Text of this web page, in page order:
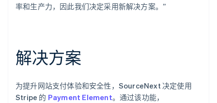
率和生产力，因此我们决定采用新解决方案。”
解决方案
为提升网站支付体验和安全性，SourceNext 决定使用
Stripe 的 Payment Element。通过该功能，